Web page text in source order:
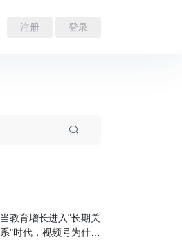
注册 登录
当教育增长进入"长期关
系"时代，视频号为什么